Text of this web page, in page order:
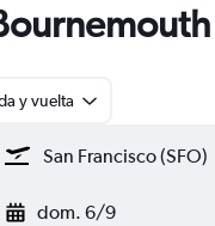
y vuelta
dom. 6/9